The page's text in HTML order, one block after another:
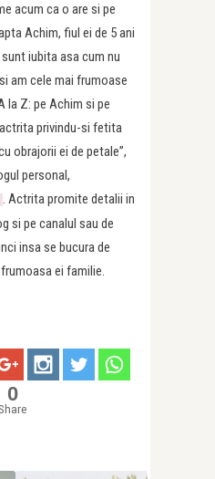
acum ca o are si pe
Achim, fiul ei de 5 ani
iubita asa cum nu
am cele mai frumoase
la Z: pe Achim si pe
privindu-si fetita
obrajorii ei de petale”,
personal,
. Actrita promite detalii in
si pe canalul sau de
insa se bucura de
ei familie.
0